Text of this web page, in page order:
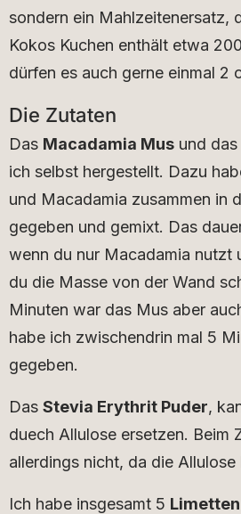
sondern ein Mahlzeitenersatz,
Kokos Kuchen enthält etwa
dürfen es auch gerne einmal 2
Die Zutaten
Das Macadamia Mus und das
ich selbst hergestellt. Dazu
und Macadamia zusammen in
gegeben und gemixt. Das
wenn du nur Macadamia nutzt
du die Masse von der Wand
Minuten war das Mus aber
habe ich zwischendrin mal 5
gegeben.
Das Stevia Erythrit Puder,
duech Allulose ersetzen. Beim
allerdings nicht, da die
Ich habe insgesamt 5 Limetten